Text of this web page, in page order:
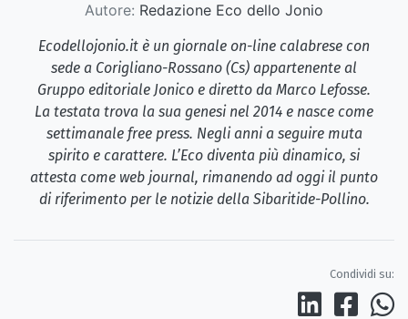
Autore: Redazione Eco dello Jonio
Ecodellojonio.it è un giornale on-line calabrese con
sede a Corigliano-Rossano (Cs) appartenente al
Gruppo editoriale Jonico e diretto da Marco Lefosse.
La testata trova la sua genesi nel 2014 e nasce come
settimanale free press. Negli anni a seguire muta
spirito e carattere. L’Eco diventa più dinamico, si
attesta come web journal, rimanendo ad oggi il punto
di riferimento per le notizie della Sibaritide-Pollino.
Condividi su: